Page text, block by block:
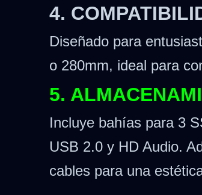
4.
Diseñado para
o 280mm, ideal para
5.
Incluye bahías para 3
USB 2.0 y HD Audio.
cables para una